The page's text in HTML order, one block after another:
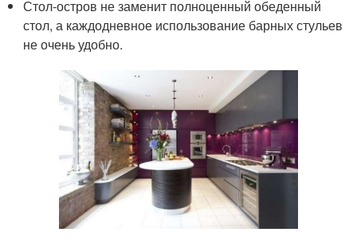
Стол-остров не заменит полноценный обеденный
стол, а каждодневное использование барных стульев
не очень удобно.